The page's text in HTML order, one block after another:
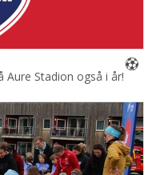
Aure Stadion også i år!